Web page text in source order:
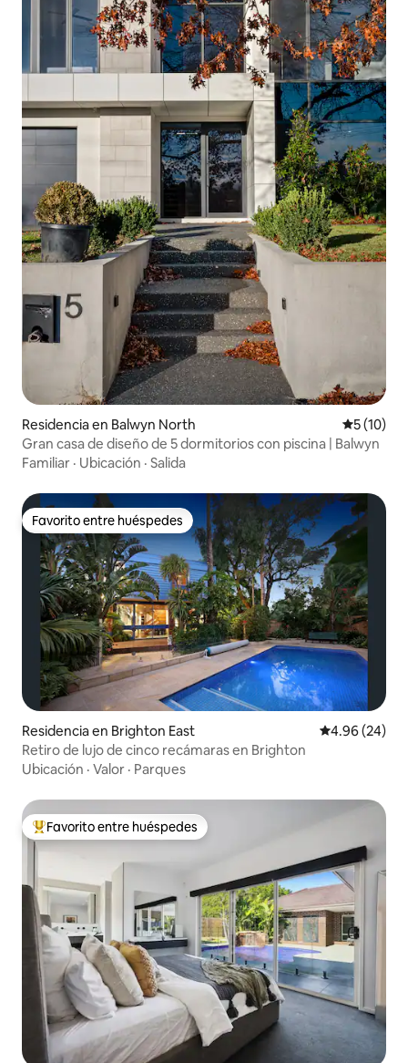
Residencia en Balwyn North
5 (10)
Gran casa de diseño de 5 dormitorios con piscina | Balwyn
Familiar · Ubicación · Salida
Favorito entre huéspedes
Favorito entre huéspedes
Residencia en Brighton East Calificación
4.96 (24)
Retiro de lujo de cinco recámaras en Brighton
Ubicación · Valor · Parques
De los mejores en Favorito entre huéspedes
Favorito entre huéspedes